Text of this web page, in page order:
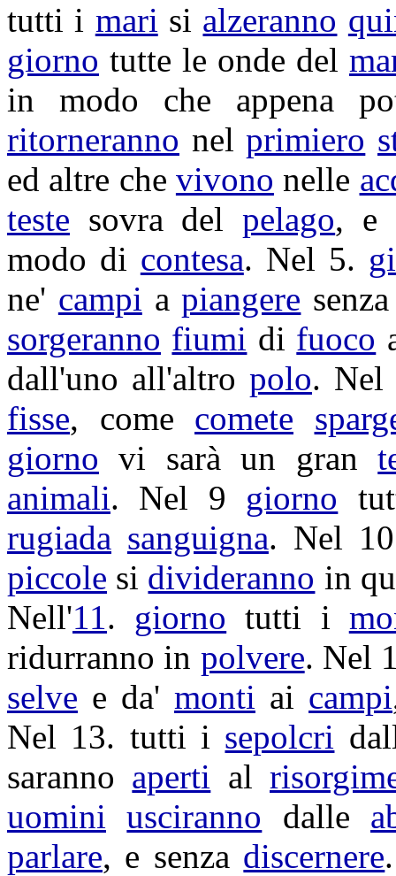
tutti i mari si alzeranno
giorno tutte le onde del
in modo che appena
ritorneranno nelprimiero
ed altre che vivono nelle
teste sovra delpelago, e
modo di contesa. Nel 5.
ne' campi apiangere
sorgeranno fiumi di fuoco
dall'uno all'altro polo.
fisse, come comete
giorno vi sarà un gran
animali. Nel 9 giorno
rugiada sanguigna. Nel
piccole si divideranno in
Nell'11. giorno tutti i
ridurranno in polvere. Nel
selve e da' monti ai campi
Nel 13. tutti i sepolcri
saranno aperti al
uomini usciranno dalle
parlare, e senza discernere